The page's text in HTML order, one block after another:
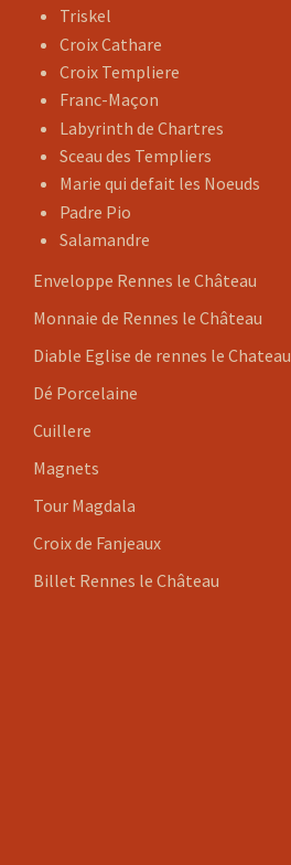
Triskel
Croix Cathare
Croix Templiere
Franc-Maçon
Labyrinth de Chartres
Sceau des Templiers
Marie qui defait les Noeuds
Padre Pio
Salamandre
Enveloppe Rennes le Château
Monnaie de Rennes le Château
Diable Eglise de rennes le Chateau
Dé Porcelaine
Cuillere
Magnets
Tour Magdala
Croix de Fanjeaux
Billet Rennes le Château